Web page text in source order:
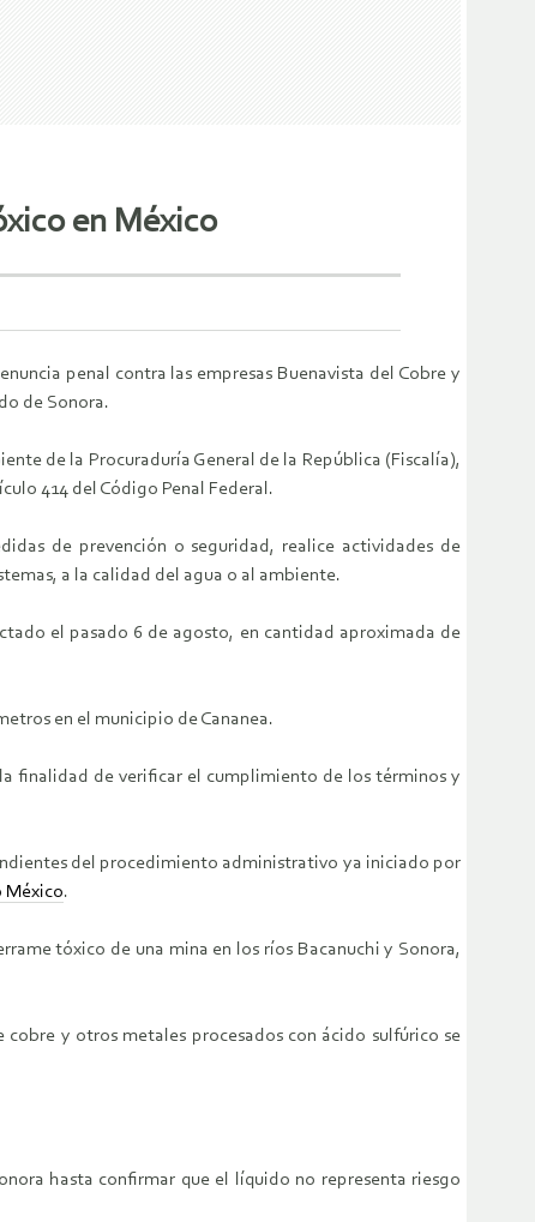
en México
penal contra las empresas Buenavista del Cobre y
de Sonora.
de la Procuraduría General de la República (Fiscalía),
414 del Código Penal Federal.
de prevención o seguridad, realice actividades de
a la calidad del agua o al ambiente.
el pasado 6 de agosto, en cantidad aproximada de
en el municipio de Cananea.
finalidad de verificar el cumplimiento de los términos y
del procedimiento administrativo ya iniciado por
México.
tóxico de una mina en los ríos Bacanuchi y Sonora,
y otros metales procesados con ácido sulfúrico se
hasta confirmar que el líquido no representa riesgo